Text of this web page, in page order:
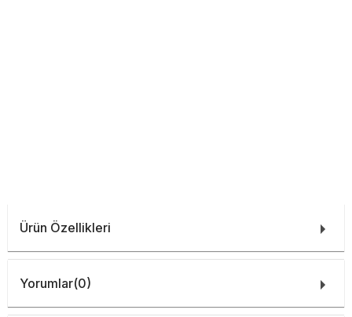
Ürün Özellikleri
Yorumlar(0)